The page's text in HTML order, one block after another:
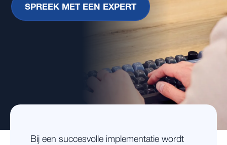
SPREEK MET EEN EXPERT
Bij een succesvolle implementatie wordt